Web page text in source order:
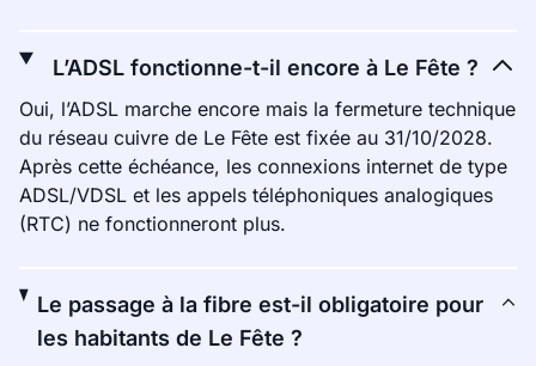
L’ADSL fonctionne-t-il encore à Le Fête ?
Oui, l’ADSL marche encore mais la fermeture technique
du réseau cuivre de Le Fête est fixée au 31/10/2028.
Après cette échéance, les connexions internet de type
ADSL/VDSL et les appels téléphoniques analogiques
(RTC) ne fonctionneront plus.
Le passage à la fibre est-il obligatoire pour
les habitants de Le Fête ?